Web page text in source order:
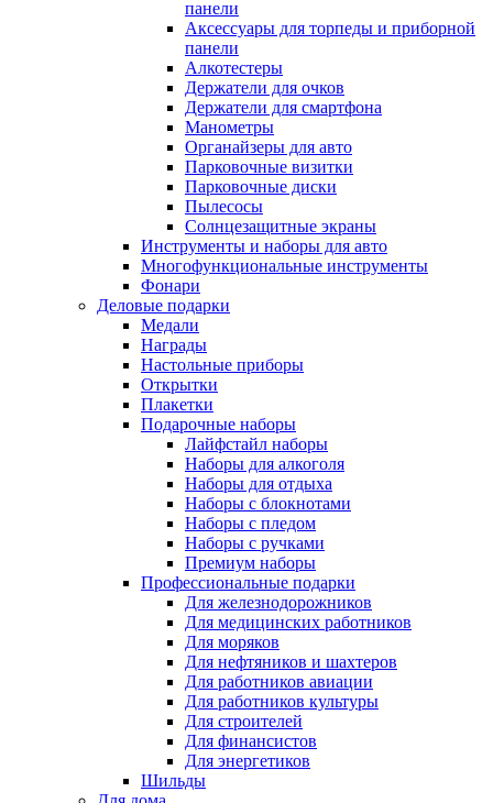
панели
Аксессуары для торпеды и приборной
панели
Алкотестеры
Держатели для очков
Держатели для смартфона
Манометры
Органайзеры для авто
Парковочные визитки
Парковочные диски
Пылесосы
Солнцезащитные экраны
Инструменты и наборы для авто
Многофункциональные инструменты
Фонари
Деловые подарки
Медали
Награды
Настольные приборы
Открытки
Плакетки
Подарочные наборы
Лайфстайл наборы
Наборы для алкоголя
Наборы для отдыха
Наборы с блокнотами
Наборы с пледом
Наборы с ручками
Премиум наборы
Профессиональные подарки
Для железнодорожников
Для медицинских работников
Для моряков
Для нефтяников и шахтеров
Для работников авиации
Для работников культуры
Для строителей
Для финансистов
Для энергетиков
Шильды